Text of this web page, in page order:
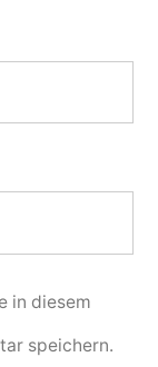
in diesem
speichern.